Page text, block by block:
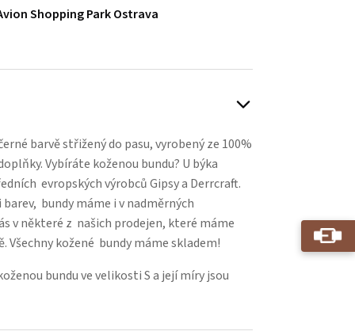
Shopping Park Ostrava
barvě střižený do pasu, vyrobený ze 100%
Vybíráte koženou bundu? U býka
evropských výrobců Gipsy a Derrcraft.
bundy máme i v nadměrných
v některé z našich prodejen, které máme
Všechny kožené bundy máme skladem!
bundu ve velikosti S a její míry jsou